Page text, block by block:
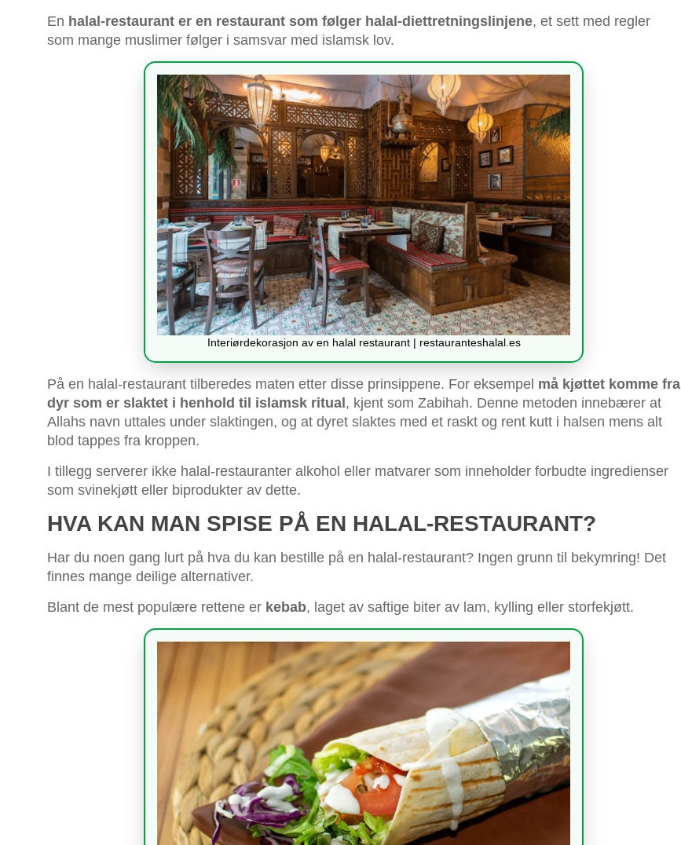
En halal-restaurant er en restaurant som følger halal-diettretningslinjene, et sett med regler
som mange muslimer følger i samsvar med islamsk lov.
Interiørdekorasjon av en halal restaurant | restauranteshalal.es
På en halal-restaurant tilberedes maten etter disse prinsippene. For eksempel må kjøttet komme fra
dyr som er slaktet i henhold til islamsk ritual, kjent som Zabihah. Denne metoden innebærer at
Allahs navn uttales under slaktingen, og at dyret slaktes med et raskt og rent kutt i halsen mens alt
blod tappes fra kroppen.
I tillegg serverer ikke halal-restauranter alkohol eller matvarer som inneholder forbudte ingredienser
som svinekjøtt eller biprodukter av dette.
HVA KAN MAN SPISE PÅ EN HALAL-RESTAURANT?
Har du noen gang lurt på hva du kan bestille på en halal-restaurant? Ingen grunn til bekymring! Det
finnes mange deilige alternativer.
Blant de mest populære rettene er kebab, laget av saftige biter av lam, kylling eller storfekjøtt.